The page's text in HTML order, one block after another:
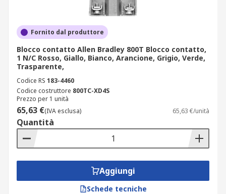
Fornito dal produttore
Blocco contatto Allen Bradley 800T Blocco contatto,
1 N/C Rosso, Giallo, Bianco, Arancione, Grigio, Verde,
Trasparente,
Codice RS 183-4460
Codice costruttore 800TC-XD4S
Prezzo per 1 unità
65,63 €(IVA esclusa) 65,63 €/unità
Quantità
Aggiungi
Schede tecniche